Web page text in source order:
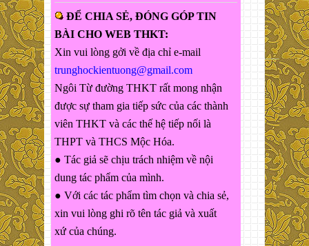
ĐỂ CHIA SẺ, ĐÓNG GÓP TIN
BÀI CHO WEB THKT:
Xin vui lòng gởi về địa chỉ e-mail
trunghockientuong@gmail.com
Ngôi Từ đường THKT rất mong nhận
được sự tham gia tiếp sức của các thành
viên THKT và các thế hệ tiếp nối là
THPT và THCS Mộc Hóa.
● Tác giả sẽ chịu trách nhiệm về nội
dung tác phẩm của mình.
● Với các tác phẩm tìm chọn và chia sẻ,
xin vui lòng ghi rõ tên tác giả và xuất
xứ của chúng.